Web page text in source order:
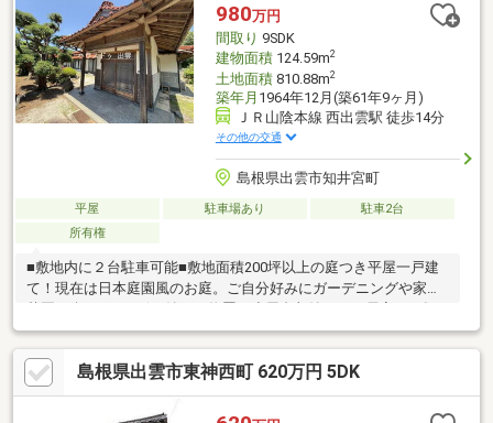
980万円
間取り 9SDK
建物面積124.59m2
土地面積810.88m2
築年月 1964年12月(築61年9ヶ月)
ＪＲ山陰本線 西出雲駅 徒歩14分
その他の交通
島根県出雲市知井宮町
平屋 駐車場あり
駐車2台
所有権
■敷地内に２台駐車可能■敷地面積200坪以上の庭つき平屋一戸建
て！現在は日本庭園風のお庭。ご自分好みにガーデニングや家庭
し入れがある、収納充実の間取り。■南向き縁側からはお庭が望
める日当たり良好＆通風良好な古民家風物件です。■藤増ストア
ー知井宮店まで約941ｍと、日常のお買い物にも便利な立地！■出
雲ICまで約466mと、高速道路へのアクセスも良好！■最寄りのバ
ス停まで約702m、JR山陰本線の2駅が1.5km圏内にあり、公共交
島根県出雲市東神西町 620万円 5DK